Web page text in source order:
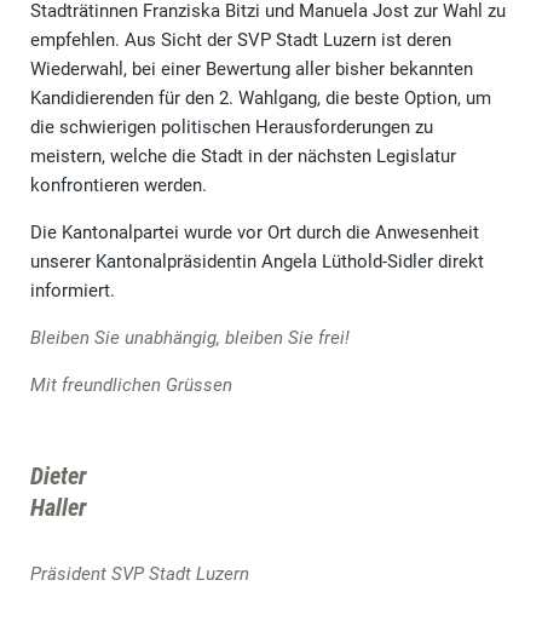
Stadträtinnen Franziska Bitzi und Manuela Jost zur Wahl zu
empfehlen. Aus Sicht der SVP Stadt Luzern ist deren
Wiederwahl, bei einer Bewertung aller bisher bekannten
Kandidierenden für den 2. Wahlgang, die beste Option, um
die schwierigen politischen Herausforderungen zu
meistern, welche die Stadt in der nächsten Legislatur
konfrontieren werden.
Die Kantonalpartei wurde vor Ort durch die Anwesenheit
unserer Kantonalpräsidentin Angela Lüthold-Sidler direkt
informiert.
Bleiben Sie unabhängig, bleiben Sie frei!
Mit freundlichen Grüssen
Dieter
Präsident SVP Stadt Luzern